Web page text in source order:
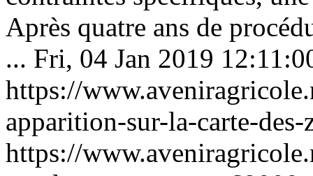
Après quatre ans de
... Fri, 04 Jan 2019
https://
apparition-sur-la-carte-
https://